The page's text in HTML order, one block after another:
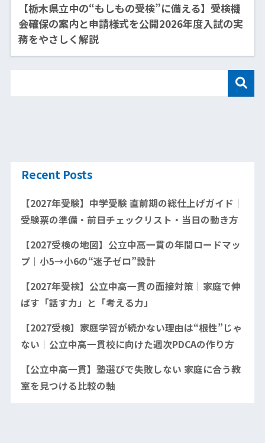
【栃木県立中の“もしもの受検”に備える】受検機
会確保の案内と申請様式を公開――2026年度入試の実
務をやさしく解説
Recent Posts
【2027年受験】中学受験 直前期の総仕上げガイド｜
受験票の準備・前日チェックリスト・当日の動き方
【2027受検の地図】公立中高一貫の年間ロードマッ
プ｜小5→小6の“迷子ゼロ”設計
【2027年受検】公立中高一貫の面接対策｜家庭で伸
ばす「話す力」と「考える力」
【2027受検】家庭学習が続かない理由は“根性”じゃ
ない｜公立中高一貫校に向けた週次PDCAの作り方
【公立中高一貫】塾選びで失敗しない 家庭に合う教
室を見つける比較の軸